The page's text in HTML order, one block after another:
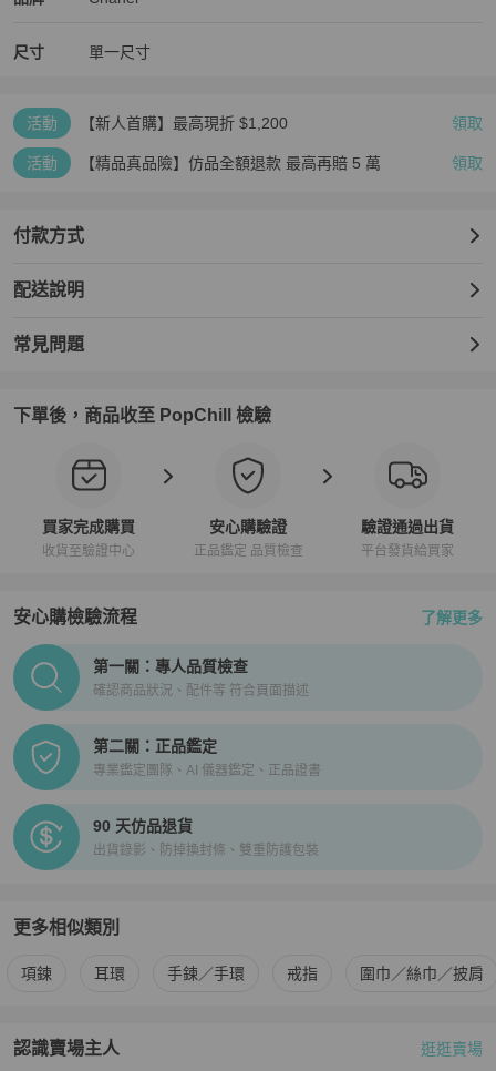
尺寸 單一尺寸
活動 【新人首購】最高現折 $1,200 領取
活動 【精品真品險】仿品全額退款 最高再賠 5 萬 領取
付款方式
配送說明
常見問題
下單後，商品收至 PopChill 檢驗
買家完成購買
收貨至驗證中心
安心購驗證
正品鑑定 品質檢查
驗證通過出貨
平台發貨給買家
安心購檢驗流程 了解更多
PopChill拍拍圈正品驗證、安心購檢驗流程介紹
第一關：專人品質檢查
確認商品狀況、配件等 符合頁面描述
第二關：正品鑑定
專業鑑定團隊、AI 儀器鑑定、正品證書
90 天仿品退貨
出貨錄影、防掉換封條、雙重防護包裝
更多相似類別
更多Chanel 女士配件 相似商品推薦
項鍊 耳環 手鍊／手環 戒指 圍巾／絲巾／披肩
認識賣場主人
PopChill 拍拍圈嚴選賣家
逛逛賣場